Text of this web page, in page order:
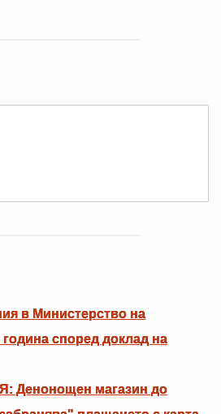
в Министерство на
година според доклад на
магазин до